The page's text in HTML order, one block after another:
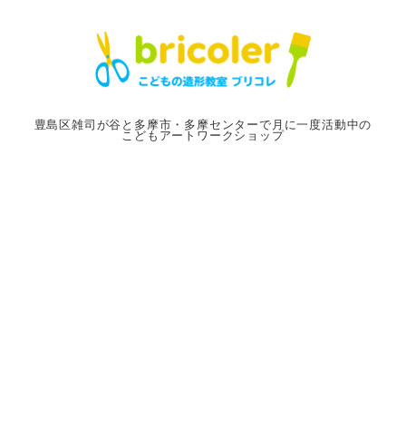
豊島区雑司が谷と多摩市・多摩センターで月に一度活動中の
こどもアートワークショップ